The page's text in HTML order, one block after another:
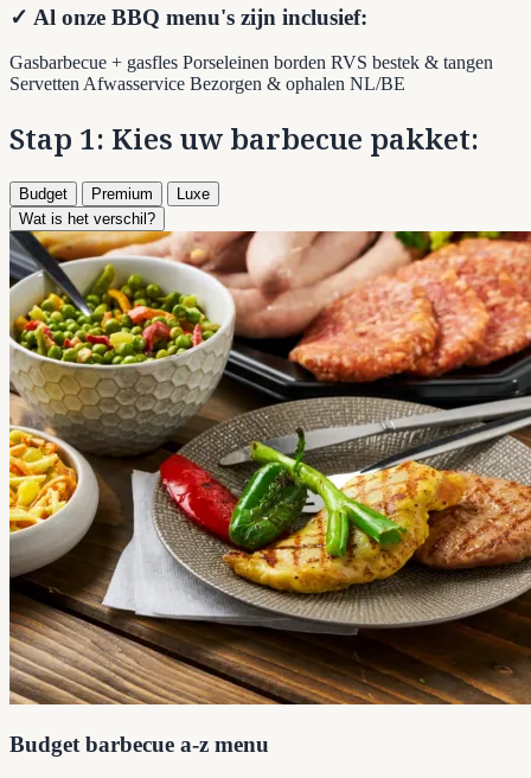
✓ Al onze BBQ menu's zijn inclusief:
Gasbarbecue + gasfles Porseleinen borden RVS bestek & tangen
ServettenAfwasservice Bezorgen & ophalen NL/BE
Stap 1: Kies uw barbecue pakket:
Budget Premium
Luxe
Wat is het verschil?
Budget barbecue a-z menu